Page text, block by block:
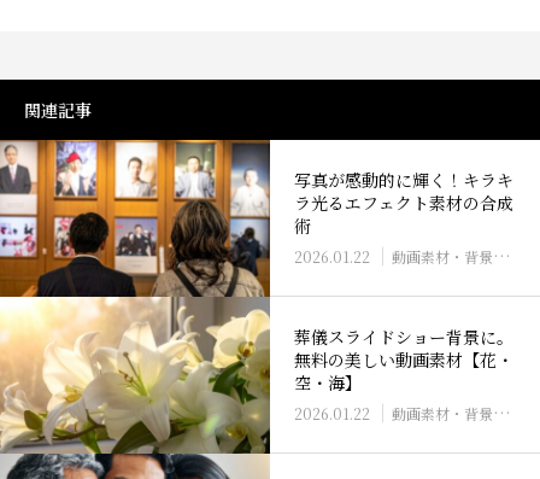
関連記事
写真が感動的に輝く！キラキ
ラ光るエフェクト素材の合成
術
2026.01.22 動画素材・背景素材の活用
葬儀スライドショー背景に。
無料の美しい動画素材【花・
空・海】
2026.01.22 動画素材・背景素材の活用